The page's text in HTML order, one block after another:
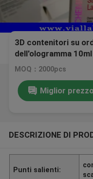
3D contenitori su
dell'ologramma
sospensione del
MOQ：2000pcs
Miglior
DESCRIZIONE DI
Punti salienti: